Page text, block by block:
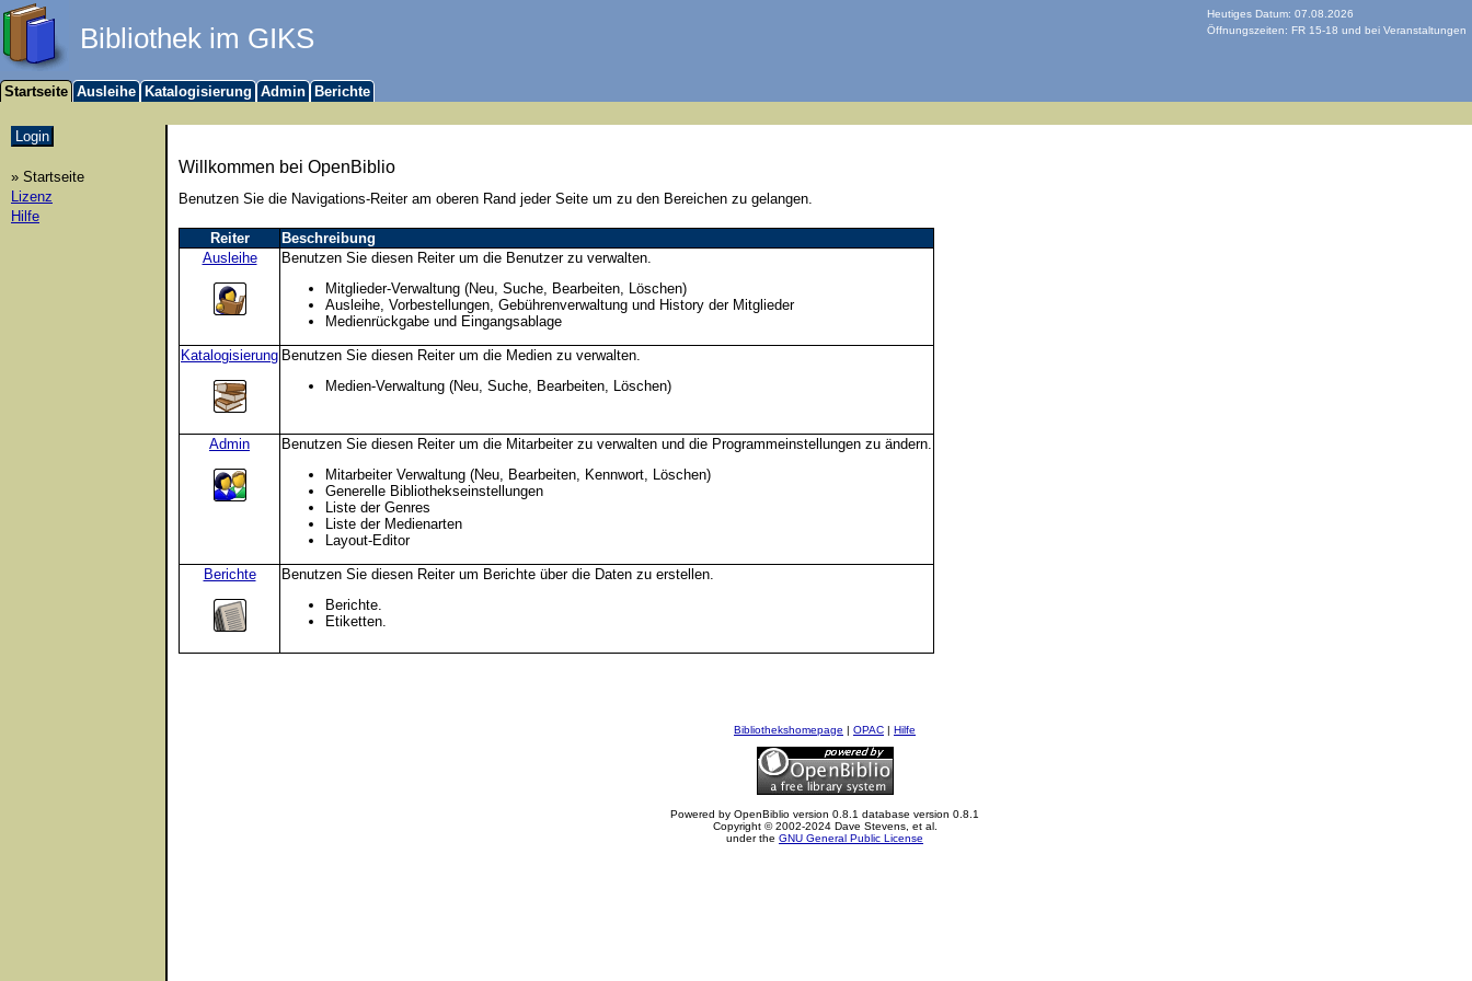
Heutiges Datum: 07.08.2026
Öffnungszeiten: FR 15-18 und bei Veranstaltungen
Bibliothek im GIKS
Startseite Ausleihe Katalogisierung Admin Berichte
» Startseite
Lizenz
Hilfe
Willkommen bei OpenBiblio
Benutzen Sie die Navigations-Reiter am oberen Rand jeder Seite um zu den Bereichen zu gelangen.
Reiter
Beschreibung
Ausleihe
Benutzen Sie diesen Reiter um die Benutzer zu verwalten.
Mitglieder-Verwaltung (Neu, Suche, Bearbeiten, Löschen)
Ausleihe, Vorbestellungen, Gebührenverwaltung und History der Mitglieder
Medienrückgabe und Eingangsablage
Katalogisierung Benutzen Sie diesen Reiter um die Medien zu verwalten.
Medien-Verwaltung (Neu, Suche, Bearbeiten, Löschen)
Admin
Benutzen Sie diesen Reiter um die Mitarbeiter zu verwalten und die Programmeinstellungen zu ändern.
Mitarbeiter Verwaltung (Neu, Bearbeiten, Kennwort, Löschen)
Generelle Bibliothekseinstellungen
Liste der Genres
Liste der Medienarten
Layout-Editor
Berichte
Benutzen Sie diesen Reiter um Berichte über die Daten zu erstellen.
Berichte.
Etiketten.
Bibliothekshomepage OPAC Hilfe
Powered by OpenBiblio version 0.8.1 database version 0.8.1
Copyright © 2002-2024 Dave Stevens, et al.
under the GNU General Public License